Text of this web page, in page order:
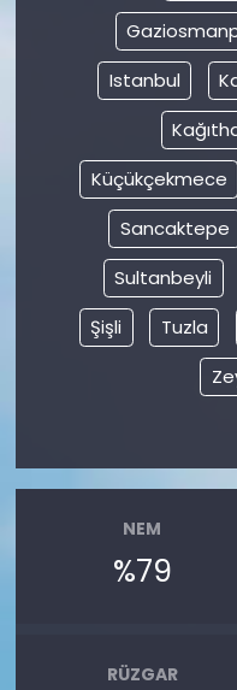
Istanbul
Küçükçekmece
Sancaktepe
Sultanbeyli
Şişli
Tuzla
NEM
%79
RÜZGAR
YAŞAM
Yazarlar